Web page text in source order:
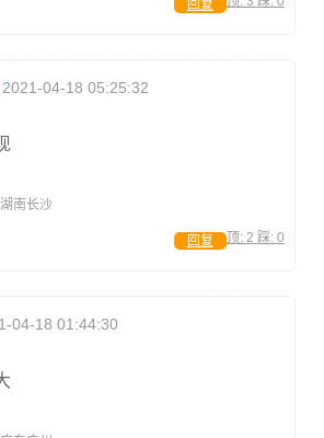
回复
2021-04-18 05:25:32
南长沙
顶: 2 踩: 0
回复
04-18 01:44:30